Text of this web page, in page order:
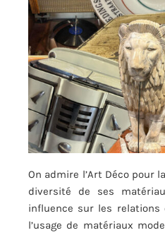
On admire l’Art Déco pour
diversité de ses
influence sur les relations
l’usage de matériaux